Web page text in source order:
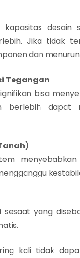
desain
Jika tidak
dan
Tegangan
bisa
berlebih dapat
sesaat yang
kali tidak